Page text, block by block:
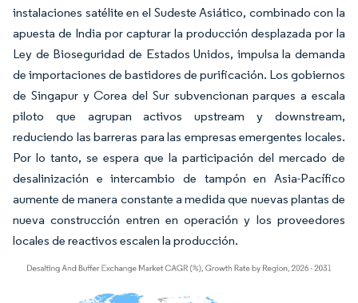
instalaciones satélite en el Sudeste Asiático, combinado con la
apuesta de India por capturar la producción desplazada por la
Ley de Bioseguridad de Estados Unidos, impulsa la demanda
de importaciones de bastidores de purificación. Los gobiernos
de Singapur y Corea del Sur subvencionan parques a escala
piloto que agrupan activos upstream y downstream,
reduciendo las barreras para las empresas emergentes locales.
Por lo tanto, se espera que la participación del mercado de
desalinización e intercambio de tampón en Asia-Pacífico
aumente de manera constante a medida que nuevas plantas de
nueva construcción entren en operación y los proveedores
locales de reactivos escalen la producción.